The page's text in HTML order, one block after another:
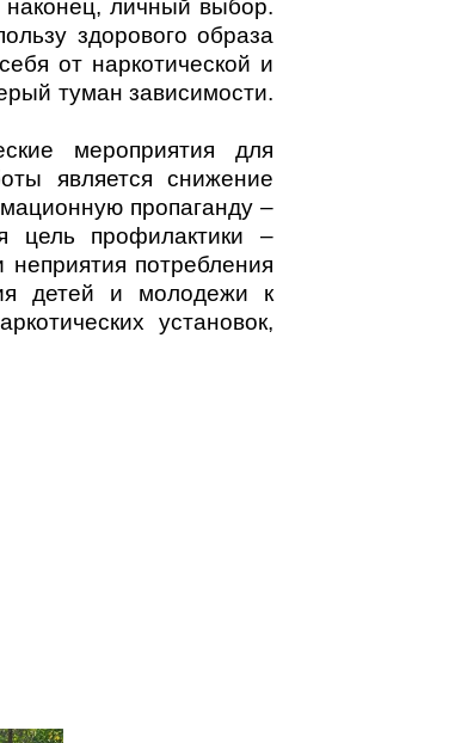
личный выбор.
здорового образа
от наркотической и
туман зависимости.
мероприятия для
является снижение
пропаганду –
цель профилактики –
потребления
детей и молодежи к
установок,